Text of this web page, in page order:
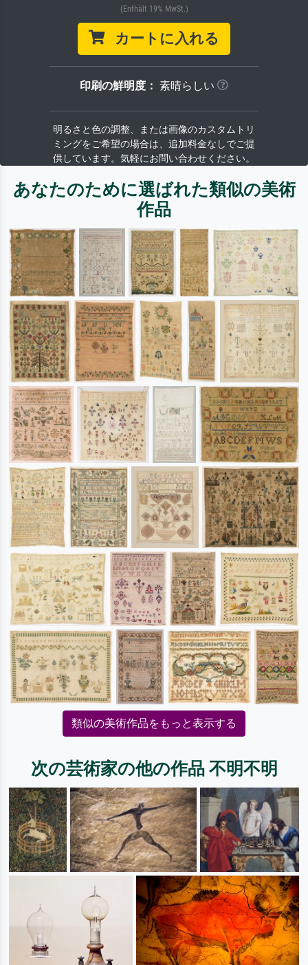
(Enthält 19% MwSt.)
カートに入れる
印刷の鮮明度： 素晴らしい
明るさと色の調整、または画像のカスタムトリ
ミングをご希望の場合は、追加料金なしでご提
供しています。気軽にお問い合わせください。
あなたのために選ばれた類似の美術
作品
類似の美術作品をもっと表示する
次の芸術家の他の作品 不明不明